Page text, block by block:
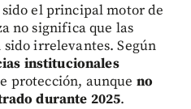
el principal motor de
no significa que las
sido irrelevantes. Según
institucionales
protección, aunque no
durante 2025.